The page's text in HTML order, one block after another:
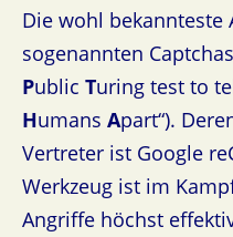
Die wohl bekannteste
sogenannten
Public Turing test to
Humans Apart“).
Vertreter ist Google
Werkzeug ist im
Angriffe höchst